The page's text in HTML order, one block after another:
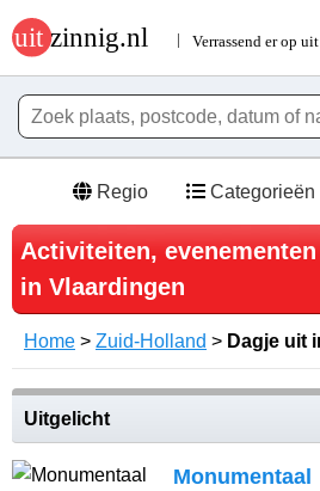
Regio Categorieën
Activiteiten,
in Vlaardingen
Home > Zuid-Holland > Dagje uit
Uitgelicht
Monumentaal